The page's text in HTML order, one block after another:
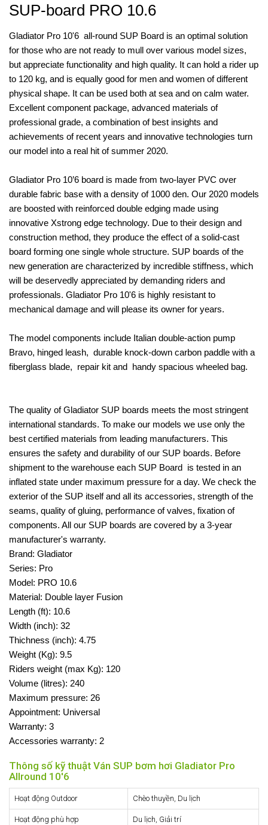
SUP-board PRO 10.6
Gladiator Pro 10'6 all-round SUP Board is an optimal solution
for those who are not ready to mull over various model sizes,
but appreciate functionality and high quality. It can hold a rider up
to 120 kg, and is equally good for men and women of different
physical shape. It can be used both at sea and on calm water.
Excellent component package, advanced materials of
professional grade, a combination of best insights and
achievements of recent years and innovative technologies turn
our model into a real hit of summer 2020.
Gladiator Pro 10’6 board is made from two-layer PVC over
durable fabric base with a density of 1000 den. Our 2020 models
are boosted with reinforced double edging made using
innovative Xstrong edge technology. Due to their design and
construction method, they produce the effect of a solid-cast
board forming one single whole structure. SUP boards of the
new generation are characterized by incredible stiffness, which
will be deservedly appreciated by demanding riders and
professionals. Gladiator Pro 10'6 is highly resistant to
mechanical damage and will please its owner for years.
The model components include Italian double-action pump
Bravo, hinged leash, durable knock-down carbon paddle with a
fiberglass blade, repair kit and handy spacious wheeled bag.
The quality of Gladiator SUP boards meets the most stringent
international standards. To make our models we use only the
best certified materials from leading manufacturers. This
ensures the safety and durability of our SUP boards. Before
shipment to the warehouse each SUP Board is tested in an
inflated state under maximum pressure for a day. We check the
exterior of the SUP itself and all its accessories, strength of the
seams, quality of gluing, performance of valves, fixation of
components. All our SUP boards are covered by a 3-year
manufacturer's warranty.
Brand: Gladiator
Series: Pro
Model: PRO 10.6
Material: Double layer Fusion
Length (ft): 10.6
Width (inch): 32
Thichness (inch): 4.75
Weight (Kg): 9.5
Riders weight (max Kg): 120
Volume (litres): 240
Maximum pressure: 26
Appointment: Universal
Warranty: 3
Accessories warranty: 2
Thông số kỹ thuật Ván SUP bơm hơi Gladiator Pro
Allround 10'6
Hoạt động Outdoor Chèo thuyền, Du lịch
Hoạt động phù hợp Du lịch, Giải trí